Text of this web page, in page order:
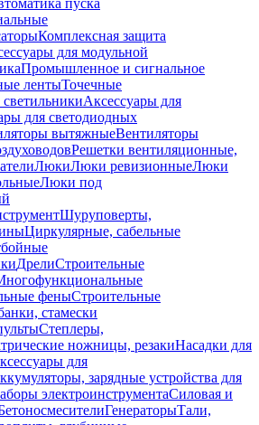
пуска
Комплексная защита
для модульной
Промышленное и сигнальное
лентыТочечные
Аксессуары для
для светодиодных
вытяжныеВентиляторы
Решетки вентиляционные,
ЛюкиЛюки ревизионныеЛюки
Люки под
Шуруповерты,
Циркулярные, сабельные
ДрелиСтроительные
феныСтроительные
стамески
Степлеры,
ножницы, резакиНасадки для
для
зарядные устройства для
электроинструментаСиловая и
ГенераторыТали,